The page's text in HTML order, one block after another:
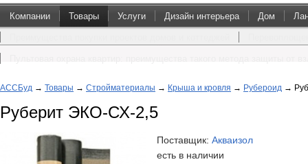
Компании Товары Услуги Дизайн интерьера Дом
АССБуд → Товары → Стройматериалы → Крыша и кровля → Рубероид →
Руберит ЭКО-СХ-2,5
Поставщик: Акваизол
есть в наличии